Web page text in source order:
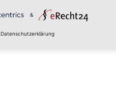
&
Datenschutzerklärung